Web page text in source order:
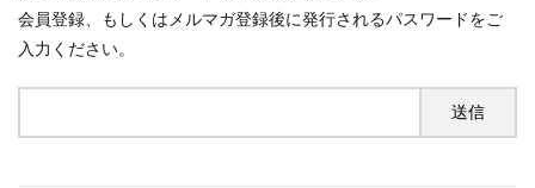
会員登録、もしくはメルマガ登録後に発行されるパスワードをご
入力ください。